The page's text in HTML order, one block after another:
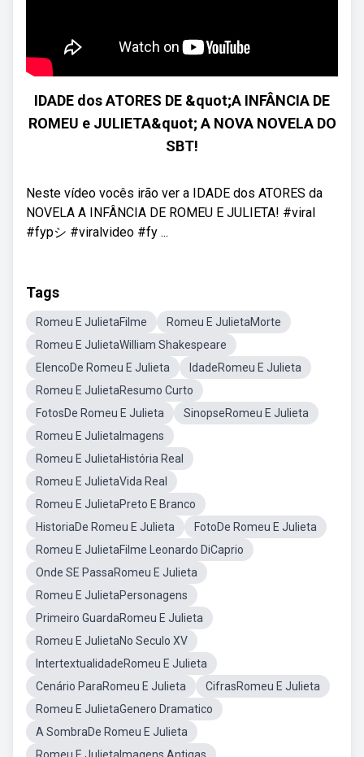
IDADE dos ATORES DE &quot;A INFÂNCIA DE
ROMEU e JULIETA&quot; A NOVA NOVELA DO
SBT!
Neste vídeo vocês irão ver a IDADE dos ATORES da
NOVELA A INFÂNCIA DE ROMEU E JULIETA! #viral
#fypシ #viralvideo #fy ...
Tags
Romeu E JulietaFilme
Romeu E JulietaMorte
Romeu E JulietaWilliam Shakespeare
ElencoDe Romeu E Julieta
IdadeRomeu E Julieta
Romeu E JulietaResumo Curto
FotosDe Romeu E Julieta
SinopseRomeu E Julieta
Romeu E JulietaImagens
Romeu E JulietaHistória Real
Romeu E JulietaVida Real
Romeu E JulietaPreto E Branco
HistoriaDe Romeu E Julieta
FotoDe Romeu E Julieta
Romeu E JulietaFilme Leonardo DiCaprio
Onde SE PassaRomeu E Julieta
Romeu E JulietaPersonagens
Primeiro GuardaRomeu E Julieta
Romeu E JulietaNo Seculo XV
IntertextualidadeRomeu E Julieta
Cenário ParaRomeu E Julieta
CifrasRomeu E Julieta
Romeu E JulietaGenero Dramatico
A SombraDe Romeu E Julieta